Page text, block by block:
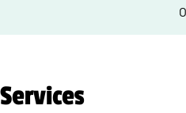
Services